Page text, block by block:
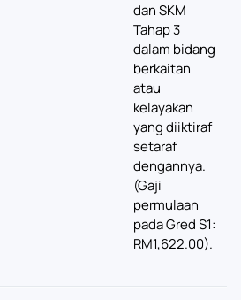
dan SKM
Tahap 3
dalam bidang
berkaitan
atau
kelayakan
yang diiktiraf
setaraf
dengannya.
(Gaji
permulaan
pada Gred S1:
RM1,622.00).